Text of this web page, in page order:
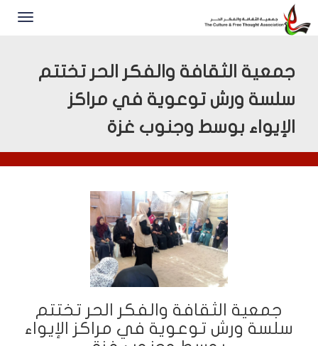
جمعية الثقافة والفكر الحر تختتم
سلسة ورش توعوية في مراكز
الإيواء بوسط وجنوب غزة
جمعية الثقافة والفكر الحر تختتم
سلسة ورش توعوية في مراكز الإيواء